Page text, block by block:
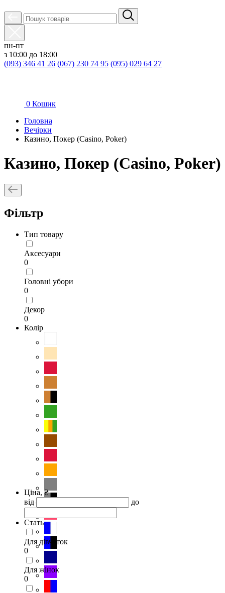
пн-пт
з 10:00 до 18:00
(093) 346 41 26 (067) 230 74 95 (095) 029 64 27
0 Кошик
Головна
Вечірки
Казино, Покер (Casino, Poker)
Казино, Покер (Casino, Poker)
Фільтр
Тип товару
Аксесуари
0
Головні убори
0
Декор
0
Колір
Ціна, ₴
від
до
Стать
Для дівчаток
0
Для жінок
0